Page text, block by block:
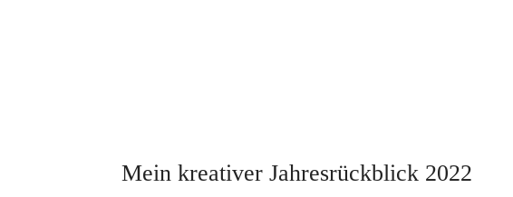
Mein kreativer Jahresrückblick 2022